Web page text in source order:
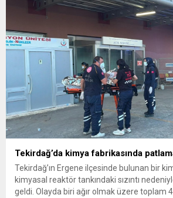
inceleme ve arama çalışmaları devam
Tekirdağ’da kimya fabrikasında
Tekirdağ’ın Ergene ilçesinde bulunan bir
kimyasal reaktör tankındaki sızıntı
geldi. Olayda biri ağır olmak üzere toplam 4